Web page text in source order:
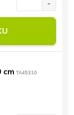
cm TA45310